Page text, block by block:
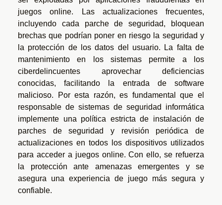
juegos online. Las actualizaciones frecuentes,
incluyendo cada parche de seguridad, bloquean
brechas que podrían poner en riesgo la seguridad y
la protección de los datos del usuario. La falta de
mantenimiento en los sistemas permite a los
ciberdelincuentes aprovechar deficiencias
conocidas, facilitando la entrada de software
malicioso. Por esta razón, es fundamental que el
responsable de sistemas de seguridad informática
implemente una política estricta de instalación de
parches de seguridad y revisión periódica de
actualizaciones en todos los dispositivos utilizados
para acceder a juegos online. Con ello, se refuerza
la protección ante amenazas emergentes y se
asegura una experiencia de juego más segura y
confiable.